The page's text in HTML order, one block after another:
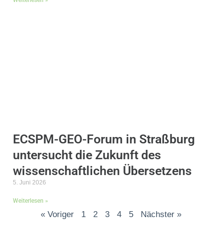
ECSPM-GEO-Forum in Straßburg
untersucht die Zukunft des
wissenschaftlichen Übersetzens
5. Juni 2026
Weiterlesen »
« Voriger 1 2 3 4 5 Nächster »